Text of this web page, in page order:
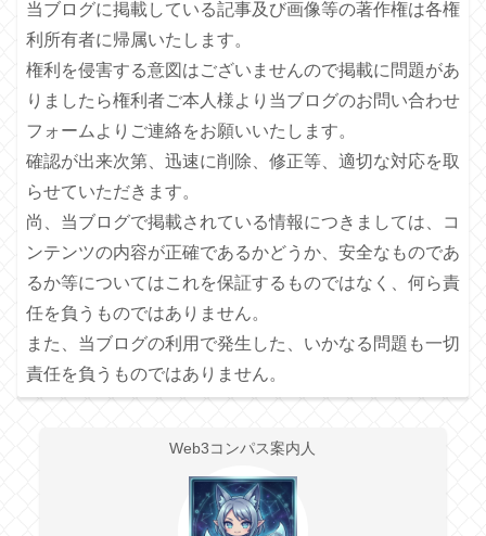
当ブログに掲載している記事及び画像等の著作権は各権
利所有者に帰属いたします。
権利を侵害する意図はございませんので掲載に問題があ
りましたら権利者ご本人様より当ブログのお問い合わせ
フォームよりご連絡をお願いいたします。
確認が出来次第、迅速に削除、修正等、適切な対応を取
らせていただきます。
尚、当ブログで掲載されている情報につきましては、コ
ンテンツの内容が正確であるかどうか、安全なものであ
るか等についてはこれを保証するものではなく、何ら責
任を負うものではありません。
また、当ブログの利用で発生した、いかなる問題も一切
責任を負うものではありません。
Web3コンパス案内人